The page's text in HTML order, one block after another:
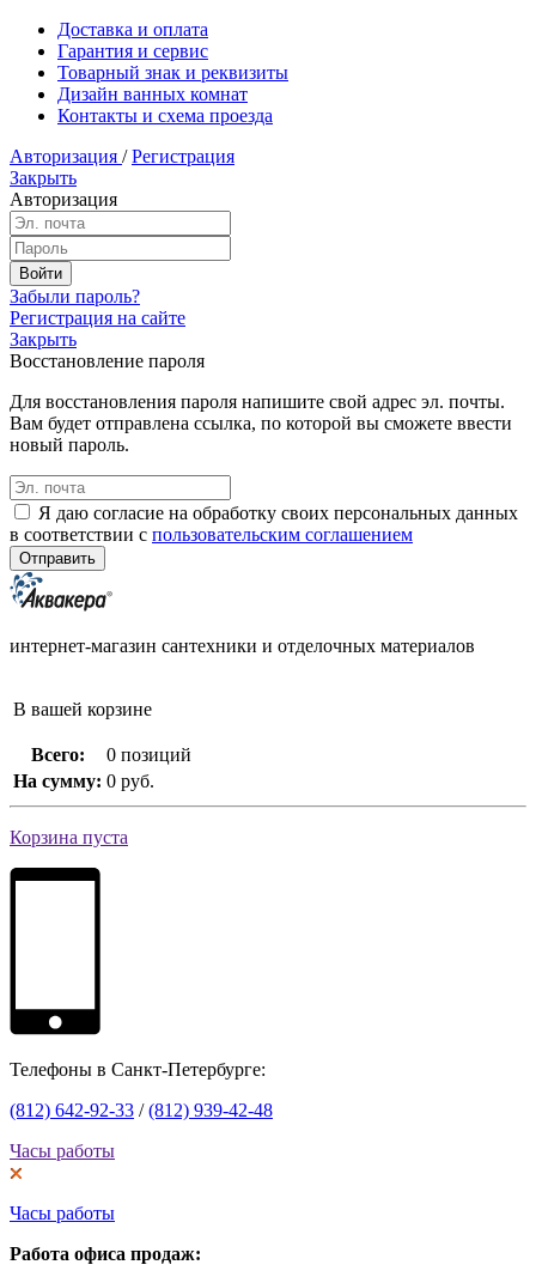
Доставка и оплата
Гарантия и сервис
Товарный знак и реквизиты
Дизайн ванных комнат
Контакты и схема проезда
Авторизация / Регистрация
Закрыть
Авторизация
Забыли пароль?
Регистрация на сайте
Закрыть
Восстановление пароля
Для восстановления пароля напишите свой адрес эл. почты.
Вам будет отправлена ссылка, по которой вы сможете ввести
новый пароль.
Я даю согласие на обработку своих персональных данных
в соответствии с пользовательским соглашением
интернет-магазин сантехники и отделочных материалов
В вашей корзине
Всего:
0 позиций
На сумму: 0 руб.
Корзина пуста
Телефоны в Санкт-Петербурге:
(812) 642-92-33 /(812) 939-42-48
Часы работы
Часы работы
Работа офиса продаж: